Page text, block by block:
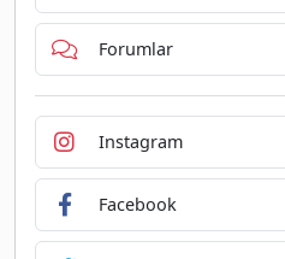
Forumlar
Instagram
Facebook